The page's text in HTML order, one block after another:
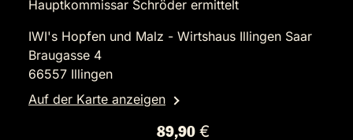
Hauptkommissar Schröder ermittelt
IWI's Hopfen und Malz - Wirtshaus Illingen Saar
Braugasse 4
66557 Illingen
Auf der Karte anzeigen
89,90 €